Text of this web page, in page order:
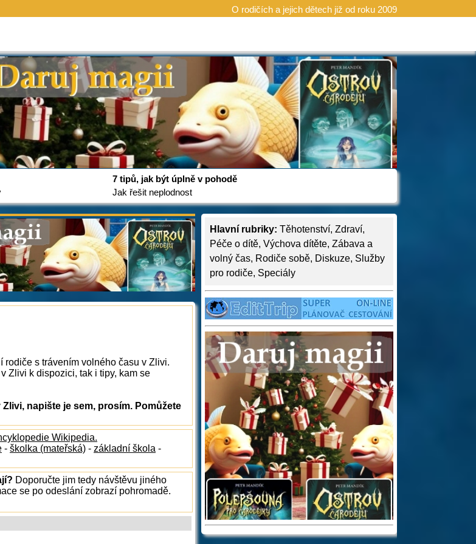
O rodičích a jejich dětech již od roku 2009
7 tipů, jak být úplně v pohodě
Jak řešit neplodnost
Hlavní rubriky: Těhotenství, Zdraví,
Péče o dítě, Výchova dítěte, Zábava a
volný čas, Rodiče sobě, Diskuze, Služby
pro rodiče, Speciály
rodiče s trávením volného času v Zlivi.
Zlivi k dispozici, tak i tipy, kam se
napište je sem, prosím. Pomůžete
Wikipedia.
- školka (mateřská) - základní škola -
Doporučte jim tedy návštěvu jiného
se po odeslání zobrazí pohromadě.